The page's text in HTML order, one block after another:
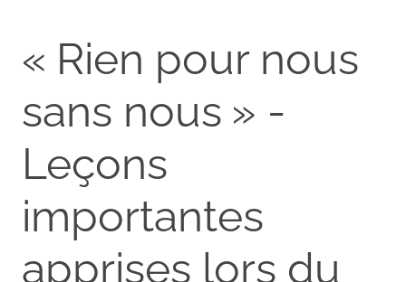
« Rien pour nous
sans nous » -
Leçons
importantes
apprises lors du